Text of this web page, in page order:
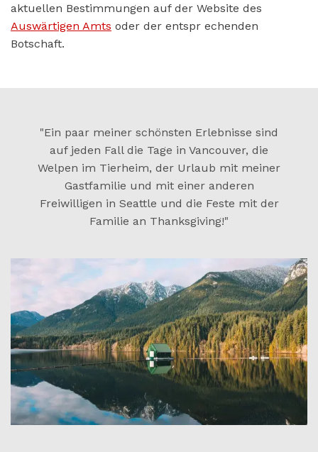
aktuellen Bestimmungen auf der Website des
Auswärtigen Amts oder der entspr echenden
Botschaft.
"Ein paar meiner schönsten Erlebnisse sind
auf jeden Fall die Tage in Vancouver, die
Welpen im Tierheim, der Urlaub mit meiner
Gastfamilie und mit einer anderen
Freiwilligen in Seattle und die Feste mit der
Familie an Thanksgiving!"